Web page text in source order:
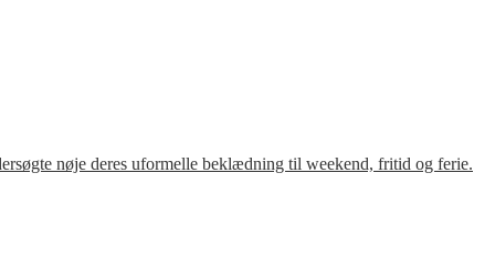
nøje deres uformelle beklædning til weekend, fritid og ferie.